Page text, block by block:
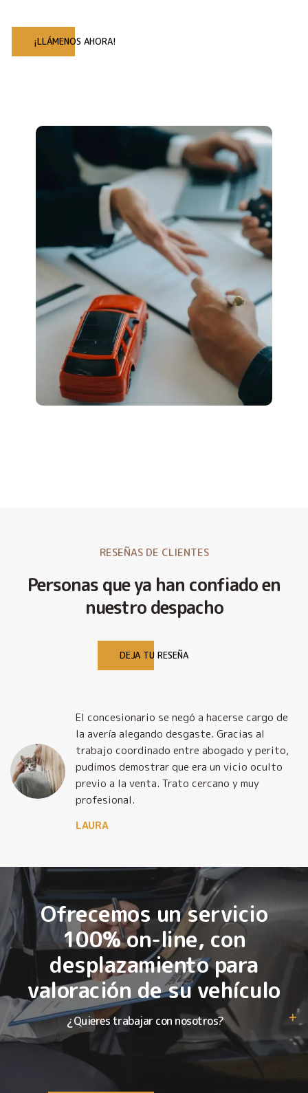
¡LLÁMENOS AHORA!
RESEÑAS DE CLIENTES
Personas que ya han confiado en
nuestro despacho
DEJA TU RESEÑA
El concesionario se negó a hacerse cargo de
la avería alegando desgaste. Gracias al
trabajo coordinado entre abogado y perito,
pudimos demostrar que era un vicio oculto
previo a la venta. Trato cercano y muy
profesional.
LAURA
Ofrecemos un servicio
100% on-line, con
desplazamiento para
valoración de su vehículo
¿Quieres trabajar con nosotros?